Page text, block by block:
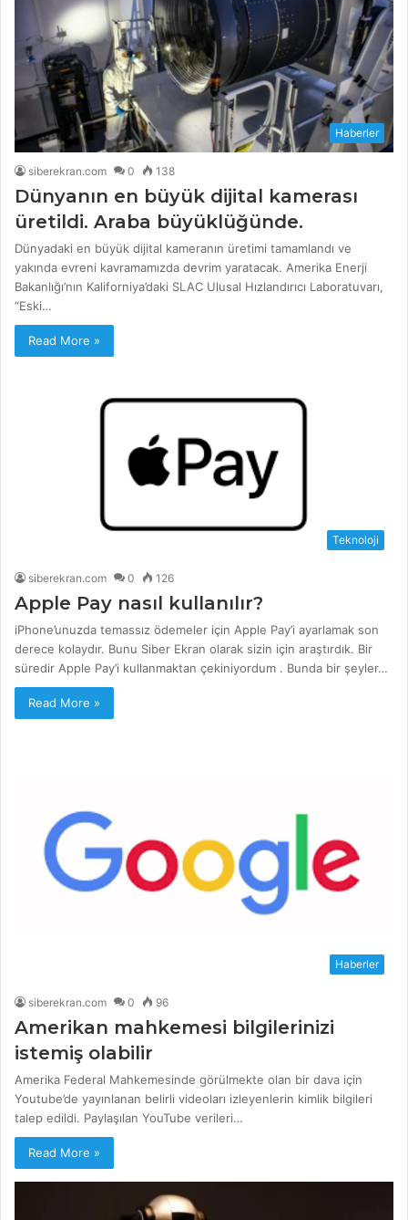
Haberler
siberekran.com 0 138
Dünyanın en büyük dijital kamerası
üretildi. Araba büyüklüğünde.
Dünyadaki en büyük dijital kameranın üretimi tamamlandı ve
yakında evreni kavramamızda devrim yaratacak. Amerika Enerji
Bakanlığı’nın Kaliforniya’daki SLAC Ulusal Hızlandırıcı Laboratuvarı,
“Eski…
Read More »
Teknoloji
siberekran.com 0 126
Apple Pay nasıl kullanılır?
iPhone’unuzda temassız ödemeler için Apple Pay’i ayarlamak son
derece kolaydır. Bunu Siber Ekran olarak sizin için araştırdık. Bir
süredir Apple Pay’i kullanmaktan çekiniyordum . Bunda bir şeyler…
Read More »
Haberler
siberekran.com 0 96
Amerikan mahkemesi bilgilerinizi
istemiş olabilir
Amerika Federal Mahkemesinde görülmekte olan bir dava için
Youtube’de yayınlanan belirli videoları izleyenlerin kimlik bilgileri
talep edildi. Paylaşılan YouTube verileri…
Read More »